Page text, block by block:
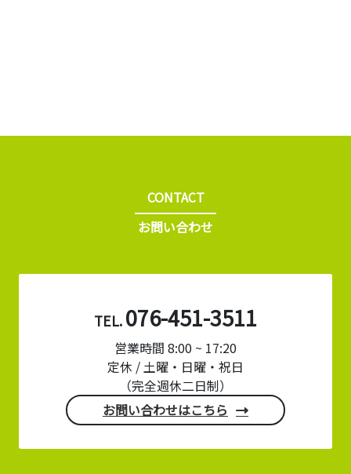
CONTACT
お問い合わせ
TEL. 076-451-3511
営業時間 8:00 ~ 17:20
定休 / 土曜・日曜・祝日
（完全週休二日制）
お問い合わせはこちら